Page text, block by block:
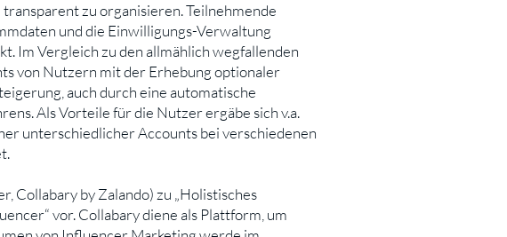
zu organisieren. Teilnehmende
und die Einwilligungs-Verwaltung
Im Vergleich zu den allmählich wegfallenden
von Nutzern mit der Erhebung optionaler
auch durch eine automatische
Als Vorteile für die Nutzer ergäbe sich v.a.
unterschiedlicher Accounts bei verschiedenen
Collabary by Zalando) zu „Holistisches
vor. Collabary diene als Plattform, um